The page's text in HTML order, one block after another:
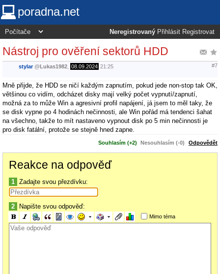
poradna.net
Neregistrovaný Přihlásit Registrovat
Nástroj pro ověření sektorů HDD
stylar @Lukas1982 08.09.2024 21:25 #7
Mně přijde, že HDD se ničí každým zapnutím, pokud jede non-stop tak OK,
většinou co vidím, odcházet disky mají velký počet vypnutí/zapnutí,
možná za to může Win a agresivní profil napájení, já jsem to měl taky, že
se disk vypne po 4 hodinách nečinnosti, ale Win pořád má tendenci šahat
na všechno, takže to mít nastaveno vypnout disk po 5 min nečinnosti je
pro disk fatální, protože se stejně hned zapne.
Souhlasím (+2) Nesouhlasím (-0) Odpovědět
Reakce na odpověď
1 Zadajte svou přezdívku:
2 Napište svou odpověď:
Mimo téma